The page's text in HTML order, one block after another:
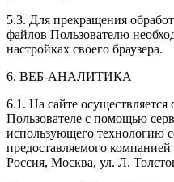
5.3. Для прекращения
файлов Пользователю
настройках своего браузера.
6. ВЕБ-АНАЛИТИКА
6.1. На сайте
Пользователе с помощью
использующего технологию
предоставляемого
Россия, Москва, ул. Л.